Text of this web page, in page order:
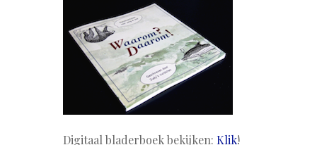
Digitaal bladerboek bekijken: Klik!